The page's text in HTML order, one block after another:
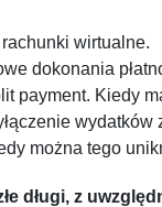
rachunki wirtualne.
dokonania
payment. Kiedy
wydatków
można tego
długi, z